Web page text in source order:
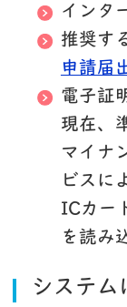
インタ
推奨す
申請届
電子証
現在、
マイナ
ビスに
ICカー
を読み
システム